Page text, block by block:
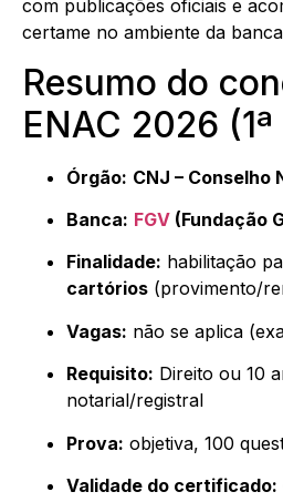
com publicações oficiais e
certame no ambiente da
Resumo do
ENAC 2026
Órgão: CNJ – Conselho
Banca: FGV (Fundação
Finalidade: habilitação
cartórios (provimento/
Vagas: não se aplica
Requisito: Direito ou 10
notarial/registral
Prova: objetiva, 100
Validade do certificado: